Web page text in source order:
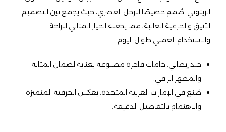
الزيتوني. صُمم خصيصًا للرجل العصري، حيث يجمع بين التصميم
الأنيق والحرفية العالية، مما يجعله الخيار المثالي للراحة
والاستخدام العملي طوال اليوم.
جلد إيطالي: خامات فاخرة مصنوعة بعناية لضمان المتانة
والمظهر الراقي.
صُنع في الإمارات العربية المتحدة: يعكس الحرفية المتميزة
والاهتمام بالتفاصيل الدقيقة.